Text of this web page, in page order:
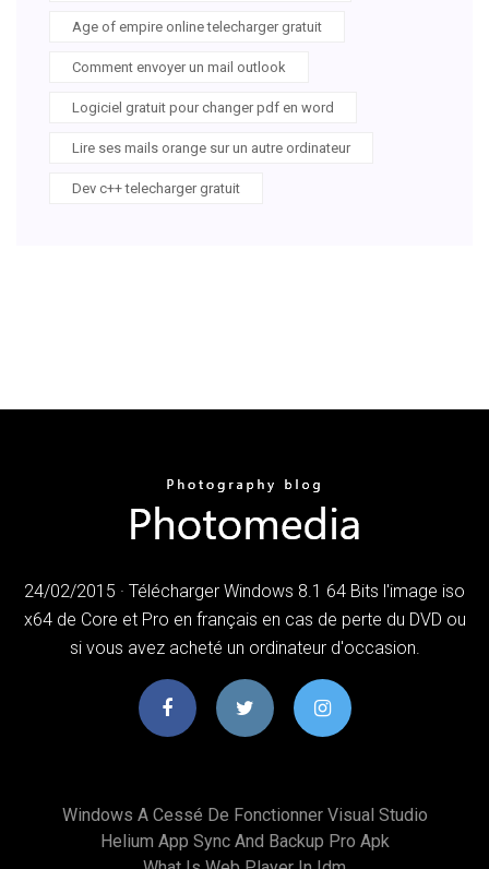
Age of empire online telecharger gratuit
Comment envoyer un mail outlook
Logiciel gratuit pour changer pdf en word
Lire ses mails orange sur un autre ordinateur
Dev c++ telecharger gratuit
24/02/2015 · Télécharger Windows 8.1 64 Bits l'image iso
x64 de Core et Pro en français en cas de perte du DVD ou
si vous avez acheté un ordinateur d'occasion.
Windows A Cessé De Fonctionner Visual Studio
Helium App Sync And Backup Pro Apk